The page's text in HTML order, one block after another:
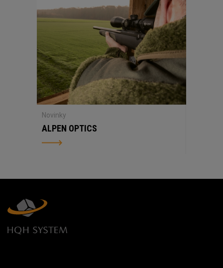
Novinky
ALPEN OPTICS